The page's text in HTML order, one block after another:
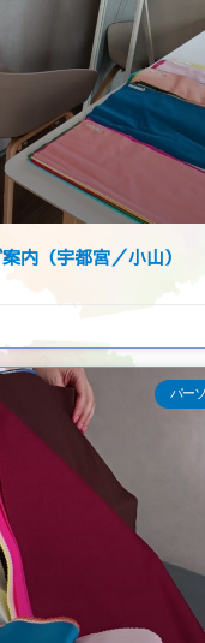
内（宇都宮／小山）
パー